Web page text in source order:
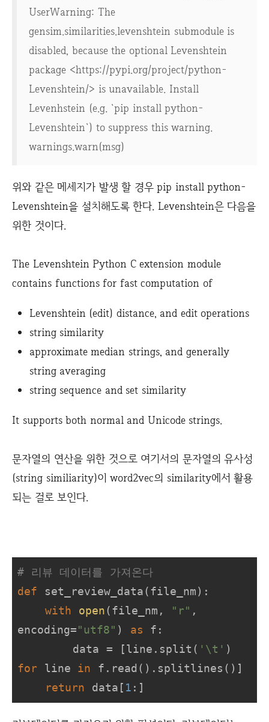
UserWarning: The
gensim.similarities.levenshtein submodule is
disabled, because the optional Levenshtein
package <https://pypi.org/project/python-
Levenshtein/> is unavailable. Install
Levenhstein (e.g. `pip install python-
Levenshtein`) to suppress this warning.
warnings.warn(msg)
위와 같은 메세지가 발생 할 경우 pip install python-
Levenshtein을 설치해도록 한다. Levenshtein은 다음을
위한 것이다.
The Levenshtein Python C extension module
contains functions for fast computation of
Levenshtein (edit) distance, and edit operations
string similarity
approximate median strings, and generally
string averaging
string sequence and set similarity
It supports both normal and Unicode strings.
문자열의 연산을 위한 것으로 여기서의 문자열의 유사성
(string similiarity)이 word2vec의 similarity에서 활용
되는 걸로 보인다.
# 리뷰 데이터를 가져온다
def
set_review_data(file_nm):
with
open(file_nm, "r" ,
encoding="utf8" ) as f:
        data = [line.split(
'\t'
for line in f.read().splitlines()]
return data[ 1 :]